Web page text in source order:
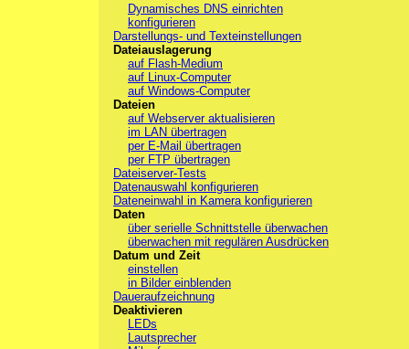
Dynamisches DNS einrichten
konfigurieren
Darstellungs- und Texteinstellungen
Dateiauslagerung
auf Flash-Medium
auf Linux-Computer
auf Windows-Computer
Dateien
auf Webserver aktualisieren
im LAN übertragen
per E-Mail übertragen
per FTP übertragen
Dateiserver-Tests
Datenauswahl konfigurieren
Dateneinwahl in Kamera konfigurieren
Daten
über serielle Schnittstelle überwachen
überwachen mit regulären Ausdrücken
Datum und Zeit
einstellen
in Bilder einblenden
Daueraufzeichnung
Deaktivieren
LEDs
Lautsprecher